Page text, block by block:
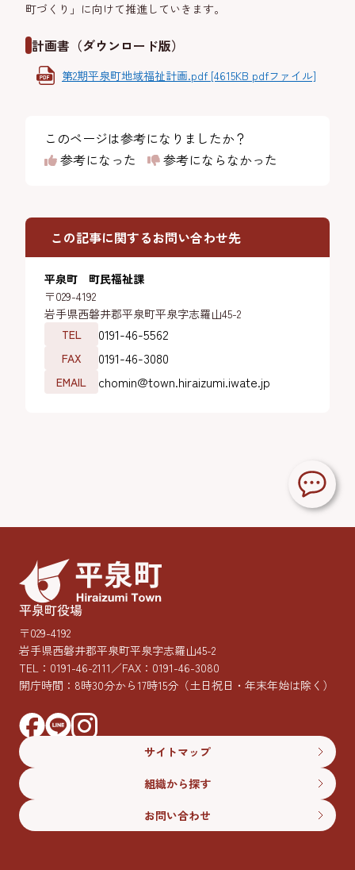
町づくり」に向けて推進していきます。
計画書（ダウンロード版）
第2期平泉町地域福祉計画.pdf [4615KB pdfファイル]
このページは参考になりましたか？
参考になった
参考にならなかった
この記事に関するお問い合わせ先
平泉町 町民福祉課
〒029-4192
岩手県西磐井郡平泉町平泉字志羅山45-2
TEL
0191-46-5562
FAX 0191-46-3080
EMAIL chomin@town.hiraizumi.iwate.jp
平泉町役場
〒029-4192
岩手県西磐井郡平泉町平泉字志羅山45-2
TEL： 0191-46-2111／FAX：0191-46-3080
開庁時間：8時30分から17時15分 （土日祝日・年末年始は除く）
サイトマップ
組織から探す
お問い合わせ